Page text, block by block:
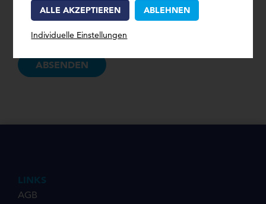
LINKS
AGB
ALLE AKZEPTIEREN ABLEHNEN
Individuelle Einstellungen